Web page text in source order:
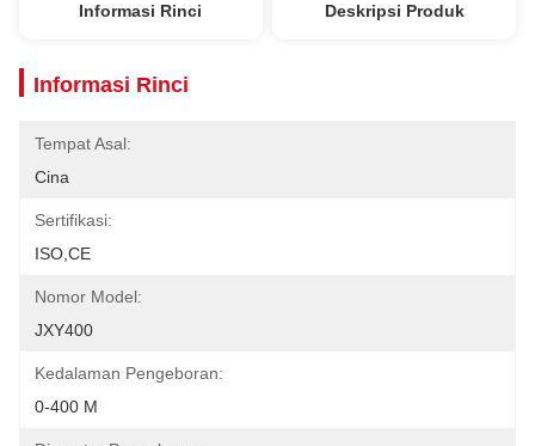
Informasi Rinci Deskripsi Produk
Informasi Rinci
Tempat Asal:
Cina
Sertifikasi:
ISO,CE
Nomor Model:
JXY400
Kedalaman Pengeboran:
0-400 M